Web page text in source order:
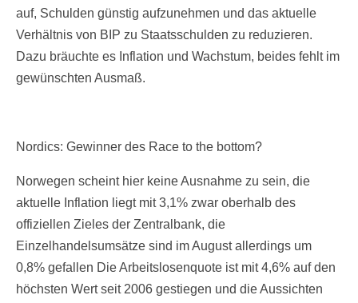
auf, Schulden günstig aufzunehmen und das aktuelle
Verhältnis von BIP zu Staatsschulden zu reduzieren.
Dazu bräuchte es Inflation und Wachstum, beides fehlt im
gewünschten Ausmaß.
Nordics: Gewinner des Race to the bottom?
Norwegen scheint hier keine Ausnahme zu sein, die
aktuelle Inflation liegt mit 3,1% zwar oberhalb des
offiziellen Zieles der Zentralbank, die
Einzelhandelsumsätze sind im August allerdings um
0,8% gefallen Die Arbeitslosenquote ist mit 4,6% auf den
höchsten Wert seit 2006 gestiegen und die Aussichten